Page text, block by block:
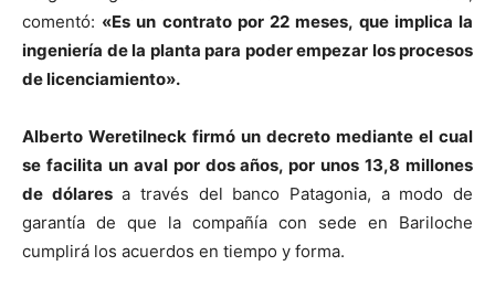
comentó: «Es un contrato por 22 meses, que implica la
ingeniería de la planta para poder empezar los procesos
de licenciamiento».
Alberto Weretilneck firmó un decreto mediante el cual
se facilita un aval por dos años, por unos 13,8 millones
de dólaresa través del banco Patagonia, a modo de
garantía de que la compañía con sede en Bariloche
cumplirá los acuerdos en tiempo y forma.